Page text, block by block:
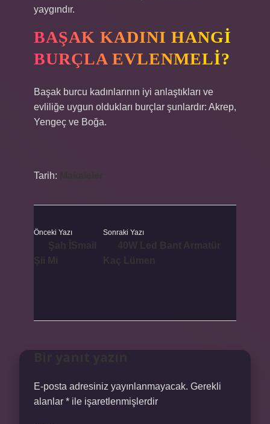
yaygındır.
BAŞAK KADINI HANGI
BURÇLA EVLENMELI?
Başak burcu kadınlarının iyi anlaştıkları ve
evliliğe uygun oldukları burçlar şunlardır: Akrep,
Yengeç ve Boğa.
Tarih:
Önceki Yazı Sonraki Yazı
E-posta adresiniz yayınlanmayacak. Gerekli
alanlar * ile işaretlenmişlerdir